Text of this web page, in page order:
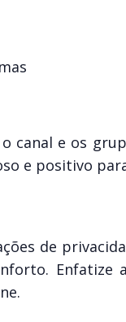
canal e os
e positivo
de